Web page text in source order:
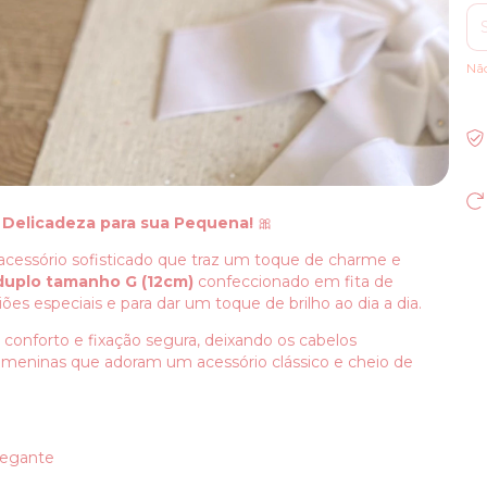
Delicadeza para sua Pequena! 🎀
sofisticado que traz um toque de charme e
tamanho G (12cm) confeccionado em fita de
especiais e para dar um toque de brilho ao dia a dia.
e fixação segura, deixando os cabelos
que adoram um acessório clássico e cheio de